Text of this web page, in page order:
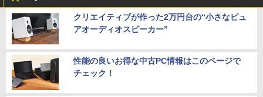
クリエイティブが作った2万円台の“小さなピュ
アオーディオスピーカー”
性能の良いお得な中古PC情報はこのページで
チェック！